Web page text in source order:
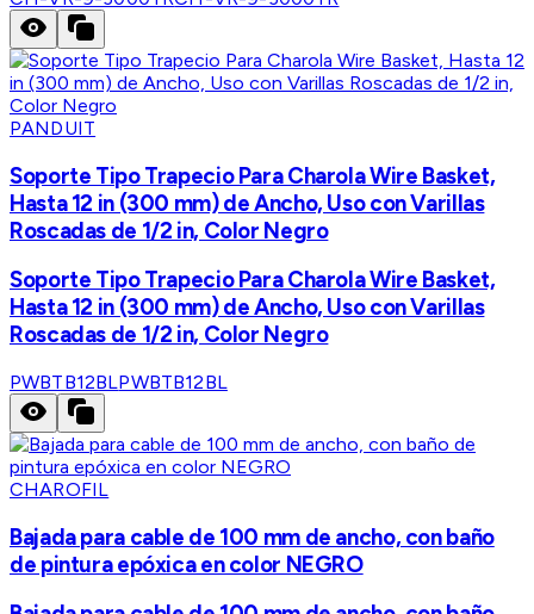
PANDUIT
Soporte Tipo Trapecio Para Charola Wire Basket,
Hasta 12 in (300 mm) de Ancho, Uso con Varillas
Roscadas de 1/2 in, Color Negro
Soporte Tipo Trapecio Para Charola Wire Basket,
Hasta 12 in (300 mm) de Ancho, Uso con Varillas
Roscadas de 1/2 in, Color Negro
PWBTB12BLPWBTB12BL
CHAROFIL
Bajada para cable de 100 mm de ancho, con baño
de pintura epóxica en color NEGRO